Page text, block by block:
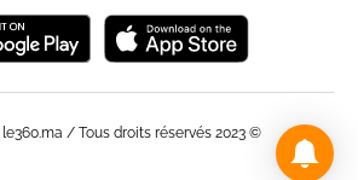
© Web News / le360.ma / Tous droits réservés 2023